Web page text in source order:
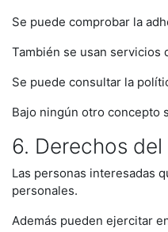
Se puede comprobar la
También se usan servicios
Se puede consultar la
Bajo ningún otro concepto
6. Derechos
Las personas interesadas
personales.
Además pueden ejercitar